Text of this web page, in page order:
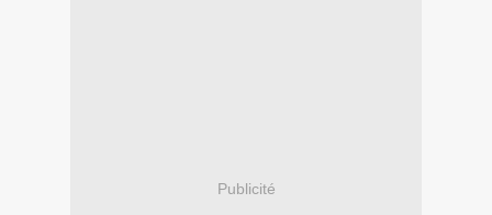
Publicité